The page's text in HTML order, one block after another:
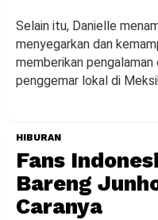
Selain itu, Danielle
menyegarkan dan
memberikan
penggemar lokal di
HIBURAN
Fans
Bareng
Caranya